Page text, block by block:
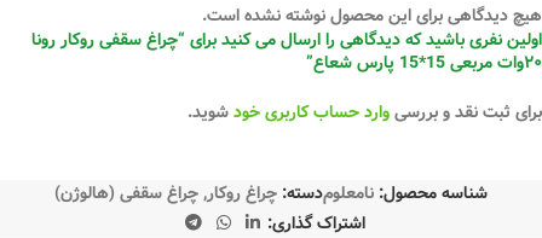
هیچ دیدگاهی برای این محصول نوشته نشده است.
اولین نفری باشید که دیدگاهی را ارسال می کنید برای “چراغ سقفی روکار رونا
۲۰وات مربعی 15*15 پارس شعاع”
برای ثبت نقد و بررسیوارد حساب کاربری خودشوید.
شناسه محصول: نامعلومدسته: چراغ روکار,چراغ سقفی (هالوژن)
اشتراک گذاری: